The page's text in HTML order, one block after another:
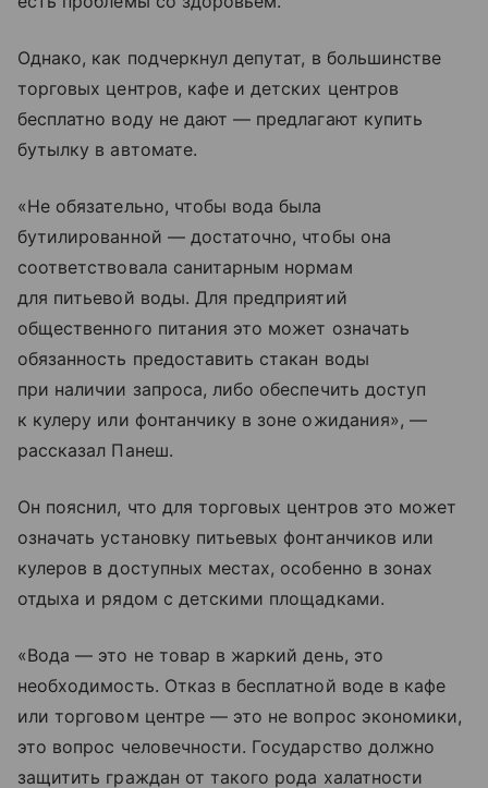
Однако, как подчеркнул депутат, в большинстве
торговых центров, кафе и детских центров
бесплатно воду не дают — предлагают купить
бутылку в автомате.
«Не обязательно, чтобы вода была
бутилированной — достаточно, чтобы она
соответствовала санитарным нормам
для питьевой воды. Для предприятий
общественного питания это может означать
обязанность предоставить стакан воды
при наличии запроса, либо обеспечить доступ
к кулеру или фонтанчику в зоне ожидания», —
рассказал Панеш.
Он пояснил, что для торговых центров это может
означать установку питьевых фонтанчиков или
кулеров в доступных местах, особенно в зонах
отдыха и рядом с детскими площадками.
«Вода — это не товар в жаркий день, это
необходимость. Отказ в бесплатной воде в кафе
или торговом центре — это не вопрос экономики,
это вопрос человечности. Государство должно
защитить граждан от такого рода халатности